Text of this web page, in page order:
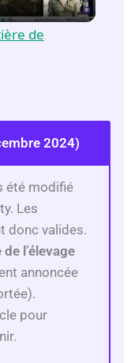
de
2024)
été modifié
Les
donc valides.
l’élevage
annoncée
pour